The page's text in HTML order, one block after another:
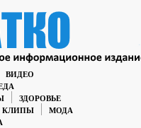
ВИДЕО
ЗДОРОВЬЕ
КЛИПЫ
МОДА